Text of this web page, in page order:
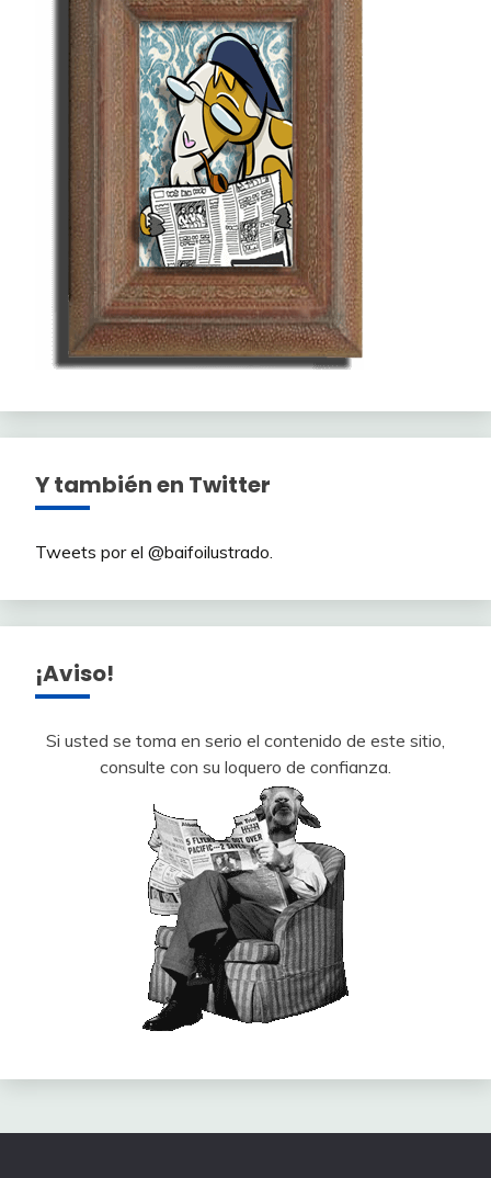
Y también en Twitter
Tweets por el @baifoilustrado.
¡Aviso!
Si usted se toma en serio el contenido de este sitio,
consulte con su loquero de confianza.